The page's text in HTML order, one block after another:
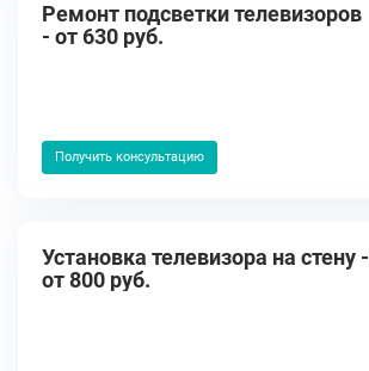
Ремонт подсветки телевизоров
- от 630 руб.
Получить консультацию
Установка телевизора на стену -
от 800 руб.